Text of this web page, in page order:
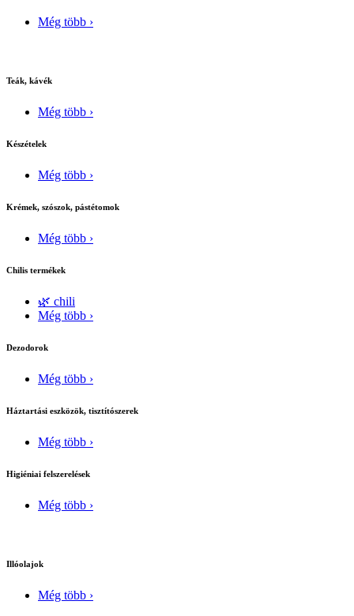
Még több ›
Teák, kávék
Még több ›
Készételek
Még több ›
Krémek, szószok, pástétomok
Még több ›
Chilis termékek
🌿 chili
Még több ›
Dezodorok
Még több ›
Háztartási eszközök, tisztítószerek
Még több ›
Higiéniai felszerelések
Még több ›
Illóolajok
Még több ›